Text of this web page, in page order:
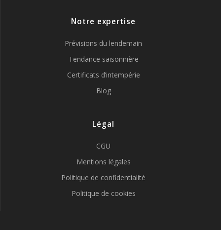
Notre expertise
Prévisions du lendemain
Tendance saisonnière
Certificats d’intempérie
Blog
Légal
CGU
Mentions légales
Politique de confidentialité
Politique de cookies